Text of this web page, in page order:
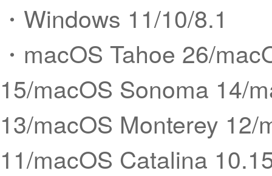
・Windows 11/10/8.1
・macOS Tahoe 26/
15/macOS Sonoma 14/
13/macOS Monterey 12/
11/macOS Catalina